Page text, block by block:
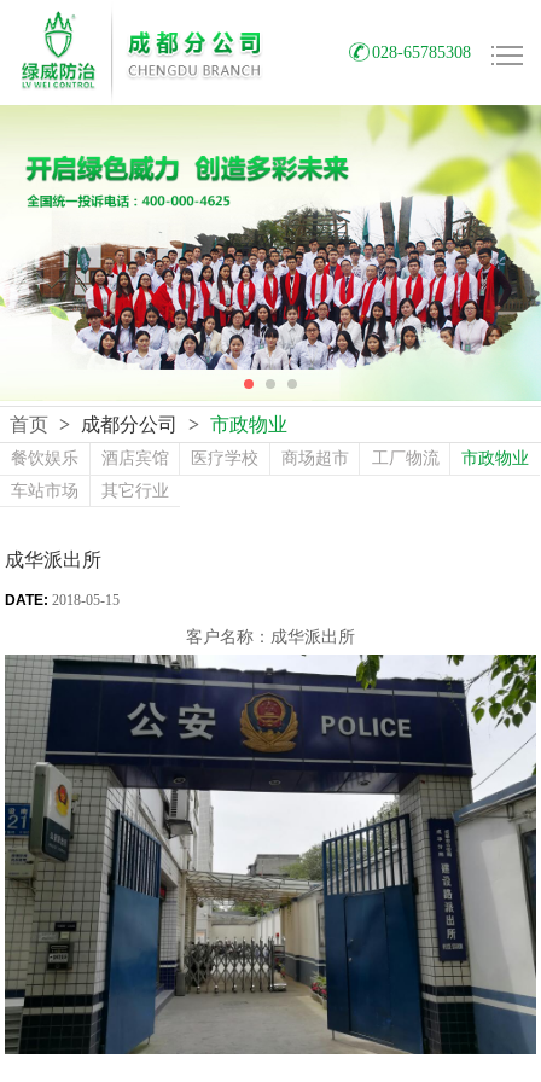
028-65785308
首页 > 成都分公司 > 市政物业
餐饮娱乐 酒店宾馆 医疗学校 商场超市 工厂物流
市政物业
车站市场
其它行业
成华派出所
DATE: 2018-05-15
客户名称：成华派出所